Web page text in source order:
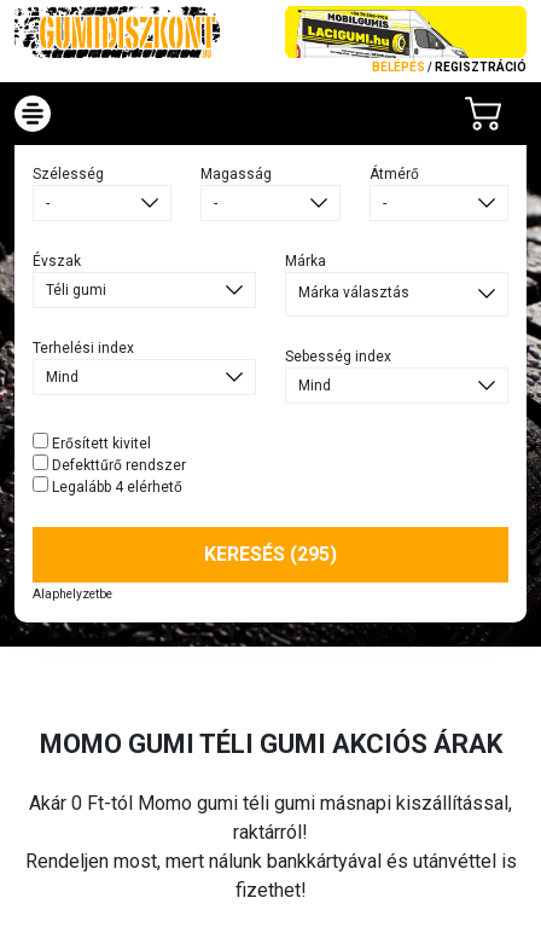
BELÉPÉS / REGISZTRÁCIÓ
Szélesség Magasság Átmérő
Évszak
Terhelési index
Márka
Márka választás
Sebesség index
Erősített kivitel
Defekttűrő rendszer
Legalább 4 elérhető
KERESÉS (295)
Alaphelyzetbe
MOMO GUMI TÉLI GUMI AKCIÓS ÁRAK
Akár 0 Ft-tól Momo gumi téli gumi másnapi kiszállítással,
raktárról!
Rendeljen most, mert nálunk bankkártyával és utánvéttel is
fizethet!